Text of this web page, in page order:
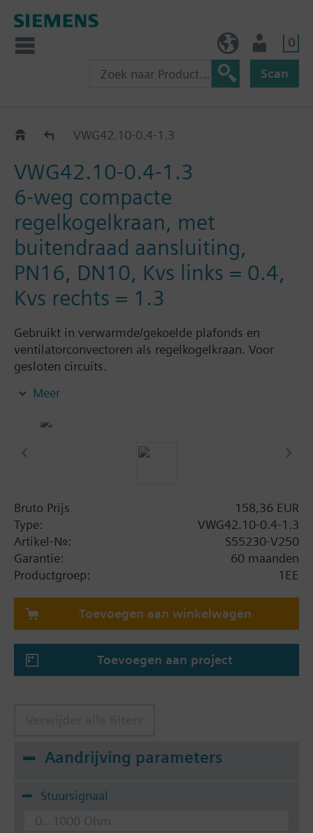
0
Scan
VWG42.10..VWG42.10-0.4-1.3
VWG42.10-0.4-1.3
6-weg compacte
regelkogelkraan, met
buitendraad aansluiting,
PN16, DN10, Kvs links = 0.4,
Kvs rechts = 1.3
Gebruikt in verwarmde/gekoelde plafonds en
ventilatorconvectoren als regelkogelkraan. Voor
gesloten circuits.
CW617N
extra functies
Meer
Bruto Prijs
158,36 EUR
Type:
VWG42.10-0.4-1.3
Artikel-Nr.:
S55230-V250
Garantie:
60 maanden
Productgroep:
1EE
Toevoegen aan winkelwagen
Toevoegen aan project
Aandrijving parameters
Stuursignaal
0...1000 Ohm